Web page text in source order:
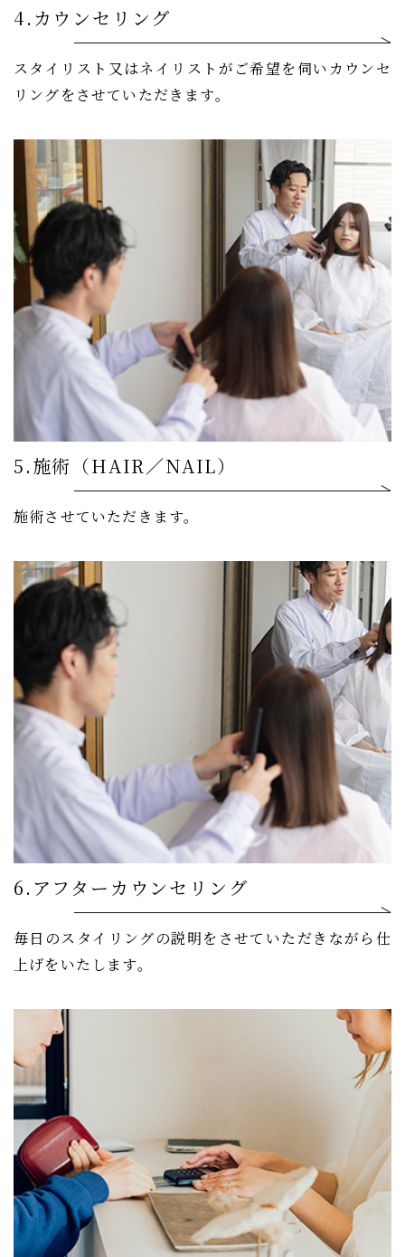
4.カウンセリング
スタイリスト又はネイリストがご希望を伺いカウンセ
リングをさせていただきます。
5.施術（HAIR／NAIL）
施術させていただきます。
6.アフターカウンセリング
毎日のスタイリングの説明をさせていただきながら仕
上げをいたします。